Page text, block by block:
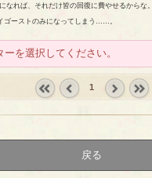
なれば、それだけ皆の回復に費やせるからな。
ゴーストのみになってしまう……。
ーを選択してください。
1
戻る